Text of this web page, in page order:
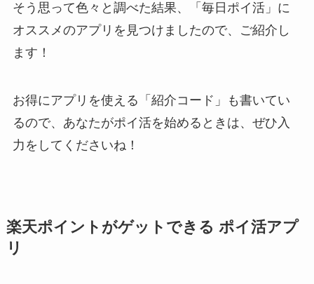
そう思って色々と調べた結果、「毎日ポイ活」に
オススメのアプリを見つけましたので、ご紹介し
ます！
お得にアプリを使える「紹介コード」も書いてい
るので、あなたがポイ活を始めるときは、ぜひ入
力をしてくださいね！
楽天ポイントがゲットできる ポイ活アプ
リ